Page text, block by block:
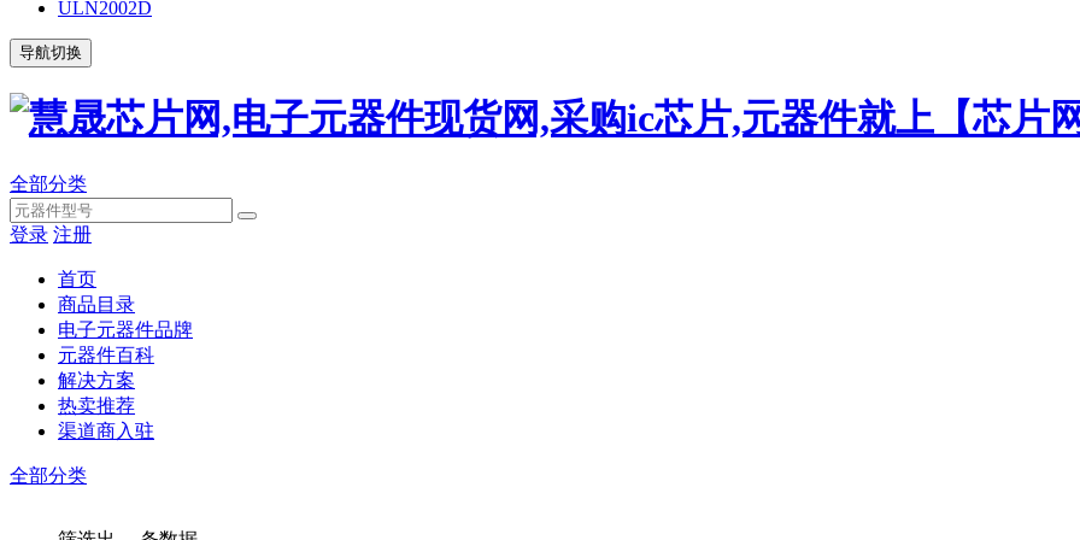
ULN2002D
导航切换
全部分类
登录 注册
首页
商品目录
电子元器件品牌
元器件百科
解决方案
热卖推荐
渠道商入驻
全部分类